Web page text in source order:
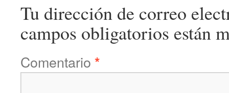
Tu dirección de correo
campos obligatorios están
Comentario *